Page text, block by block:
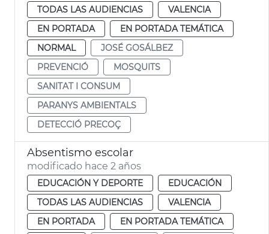
TODAS LAS AUDIENCIAS
VALENCIA
EN PORTADA
EN PORTADA TEMÁTICA
NORMAL
JOSÉ GOSÁLBEZ
PREVENCIÓ
MOSQUITS
SANITAT I CONSUM
PARANYS AMBIENTALS
DETECCIÓ PRECOÇ
Absentismo escolar
modificado hace 2 años
EDUCACIÓN Y DEPORTE
EDUCACIÓN
TODAS LAS AUDIENCIAS
VALENCIA
EN PORTADA
EN PORTADA TEMÁTICA